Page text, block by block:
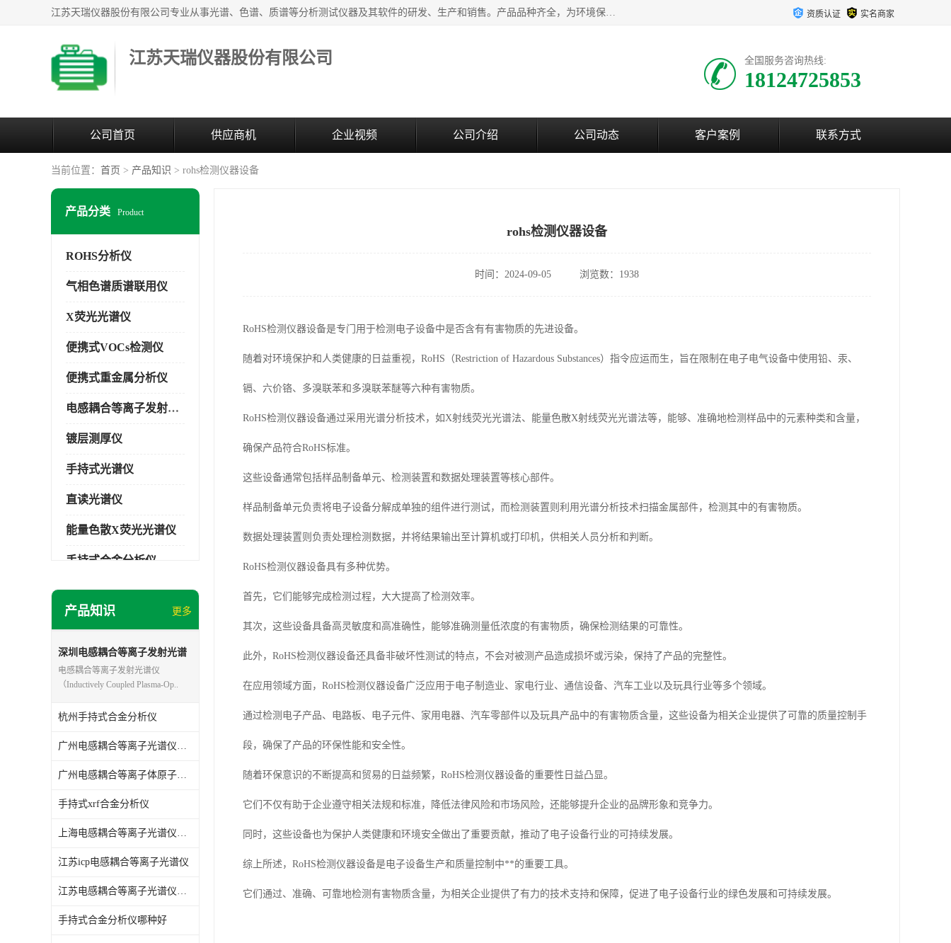
江苏天瑞仪器股份有限公司专业从事光谱、色谱、质谱等分析测试仪器及其软件的研发、生产和销售。产品品种齐全，为环境保护与安全、工业测试与分析及其它领域提供专业解决方案。 为客户提供更加先进的产品和更加满意的服务。 资质认证 实名商家
江苏天瑞仪器股份有限公司 全国服务咨询热线:
18124725853
公司首页 供应商机 企业视频 公司介绍 公司动态 客户案例 联系方式
当前位置： 首页 > 产品知识 > rohs检测仪器设备
产品分类 Product
ROHS分析仪
气相色谱质谱联用仪
X荧光光谱仪
便携式VOCs检测仪
便携式重金属分析仪
电感耦合等离子发射光谱仪
镀层测厚仪
手持式光谱仪
直读光谱仪
能量色散X荧光光谱仪
手持式合金分析仪
手持式矿石分析仪
光电直读光谱仪
便携式水质重金属检测仪
产品知识 更多
深圳电感耦合等离子发射光谱
仪
电感耦合等离子发射光谱仪
（Inductively Coupled Plasma-Op..
杭州手持式合金分析仪
广州电感耦合等离子光谱仪原理
广州电感耦合等离子体原子发射光谱仪
手持式xrf合金分析仪
上海电感耦合等离子光谱仪原理
江苏icp电感耦合等离子光谱仪
江苏电感耦合等离子光谱仪原理
手持式合金分析仪哪种好
rohs检测仪器设备
时间：2024-09-05 浏览数：1938
RoHS检测仪器设备是专门用于检测电子设备中是否含有有害物质的先进设备。
随着对环境保护和人类健康的日益重视，RoHS（Restriction of Hazardous Substances）指令应运而生，旨在限制在电子电气设备中使用铅、汞、
镉、六价铬、多溴联苯和多溴联苯醚等六种有害物质。
RoHS检测仪器设备通过采用光谱分析技术，如X射线荧光光谱法、能量色散X射线荧光光谱法等，能够、准确地检测样品中的元素种类和含量，
确保产品符合RoHS标准。
这些设备通常包括样品制备单元、检测装置和数据处理装置等核心部件。
样品制备单元负责将电子设备分解成单独的组件进行测试，而检测装置则利用光谱分析技术扫描金属部件，检测其中的有害物质。
数据处理装置则负责处理检测数据，并将结果输出至计算机或打印机，供相关人员分析和判断。
RoHS检测仪器设备具有多种优势。
首先，它们能够完成检测过程，大大提高了检测效率。
其次，这些设备具备高灵敏度和高准确性，能够准确测量低浓度的有害物质，确保检测结果的可靠性。
此外，RoHS检测仪器设备还具备非破坏性测试的特点，不会对被测产品造成损坏或污染，保持了产品的完整性。
在应用领域方面，RoHS检测仪器设备广泛应用于电子制造业、家电行业、通信设备、汽车工业以及玩具行业等多个领域。
通过检测电子产品、电路板、电子元件、家用电器、汽车零部件以及玩具产品中的有害物质含量，这些设备为相关企业提供了可靠的质量控制手
段，确保了产品的环保性能和安全性。
随着环保意识的不断提高和贸易的日益频繁，RoHS检测仪器设备的重要性日益凸显。
它们不仅有助于企业遵守相关法规和标准，降低法律风险和市场风险，还能够提升企业的品牌形象和竞争力。
同时，这些设备也为保护人类健康和环境安全做出了重要贡献，推动了电子设备行业的可持续发展。
综上所述，RoHS检测仪器设备是电子设备生产和质量控制中**的重要工具。
它们通过、准确、可靠地检测有害物质含量，为相关企业提供了有力的技术支持和保障，促进了电子设备行业的绿色发展和可持续发展。